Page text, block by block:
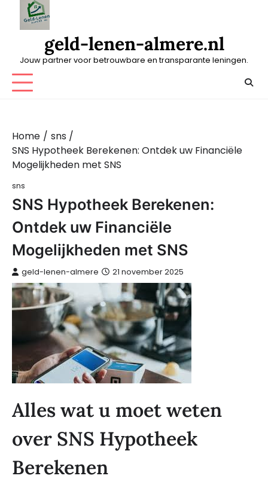
geld-lenen-almere.nl
Jouw partner voor betrouwbare en transparante leningen.
Home
sns
SNS Hypotheek Berekenen: Ontdek uw Financiële
Mogelijkheden met SNS
sns
SNS Hypotheek Berekenen:
Ontdek uw Financiële
Mogelijkheden met SNS
geld-lenen-almere 21 november 2025
Alles wat u moet weten
over SNS Hypotheek
Berekenen